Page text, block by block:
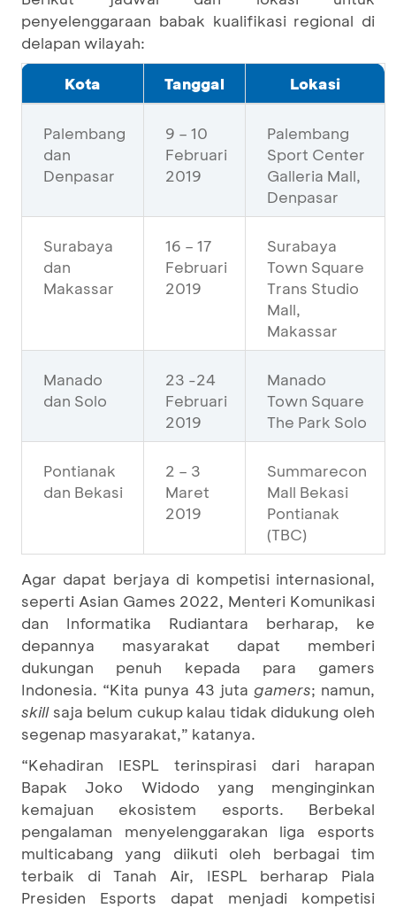
penyelenggaraan babak kualifikasi regional di
delapan wilayah:
Kota Tanggal Lokasi
Palembang
dan
Denpasar
9 – 10
Februari
2019
Palembang
Sport Center
Galleria Mall,
Denpasar
Surabaya
dan
Makassar
16 – 17
Februari
2019
Surabaya
Town Square
Trans Studio
Mall,
Makassar
Manado
dan Solo
23 -24
Februari
2019
Manado
Town Square
The Park Solo
Pontianak
dan Bekasi
2 – 3
Maret
2019
Summarecon
Mall Bekasi
Pontianak
(TBC)
Agar dapat berjaya di kompetisi internasional,
seperti Asian Games 2022, Menteri Komunikasi
dan Informatika Rudiantara berharap, ke
depannya masyarakat dapat memberi
dukungan penuh kepada para gamers
Indonesia. “Kita punya 43 juta gamers; namun,
skillsaja belum cukup kalau tidak didukung oleh
segenap masyarakat,” katanya.
“Kehadiran IESPL terinspirasi dari harapan
Bapak Joko Widodo yang menginginkan
kemajuan ekosistem esports. Berbekal
pengalaman menyelenggarakan liga esports
multicabang yang diikuti oleh berbagai tim
terbaik di Tanah Air, IESPL berharap Piala
Presiden Esports dapat menjadi kompetisi